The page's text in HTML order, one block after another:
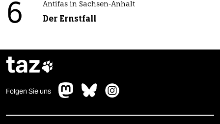
6 Antifas in Sachsen-Anhalt
Der Ernstfall
taz
Folgen Sie uns